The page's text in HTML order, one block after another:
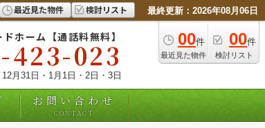
最近見た物件 検討リスト 最終更新：2026年08月06日
00件
最近見た物件
00件
検討リスト
ホーム【通話料無料】
423-023
月31日・1月1日・2日・3日
お問い合わせ
CONTACT